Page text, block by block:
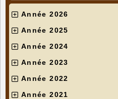
Année 2026
Année 2025
Année 2024
Année 2023
Année 2022
Année 2021